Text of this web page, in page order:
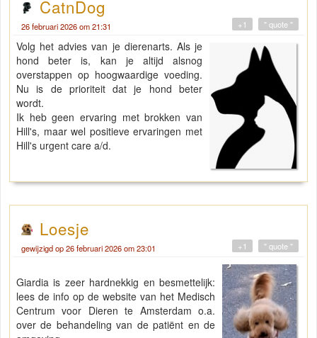
CatnDog
26 februari 2026 om 21:31 " quote "
+1
Volg het advies van je dierenarts. Als je
hond beter is, kan je altijd alsnog
overstappen op hoogwaardige voeding.
Nu is de prioriteit dat je hond beter
wordt.
Ik heb geen ervaring met brokken van
Hill's, maar wel positieve ervaringen met
Hill's urgent care a/d.
Loesje
gewijzigd op 26 februari 2026 om 23:01 " quote "
+1
Giardia is zeer hardnekkig en besmettelijk:
lees de info op de website van het Medisch
Centrum voor Dieren te Amsterdam o.a.
over de behandeling van de patiënt en de